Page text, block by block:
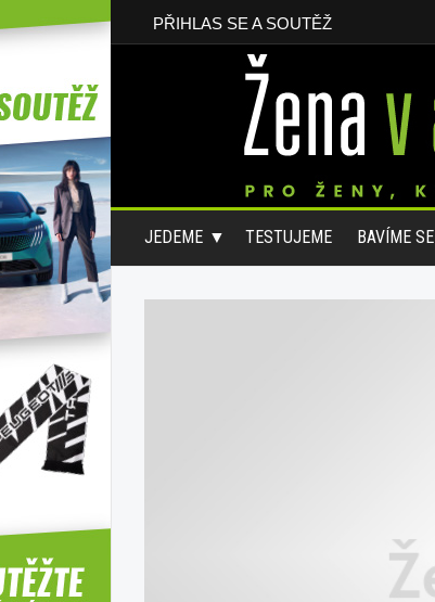
PŘIHLAS SE A SOUTĚŽ
JEDEME TESTUJEME BAVÍME SE
laické veřejnosti
sleduj náš web ELenka.cz